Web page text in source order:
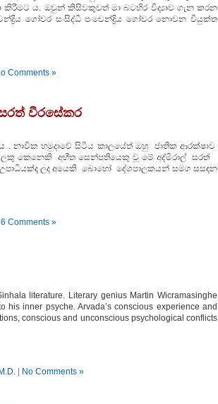
කිරීමට ය. ඔවුන් කිසිවකුවත් මා බටහිර විද්‍යාව ගැන කරන
ගෝචර සංසිද්ධි පංචෙන්ද්‍රිය ගෝචර නොවන වියුක්ත
Comments »
වීරසේකර
නාවික හමුදාවේ සිටිය කාලයේත් ඔහු ජාතික ආරක්ෂාව
කෙනෙකි අභීත සෙන්පතියෙකු වූ මේ අද්මිරාල් සරත්
උපාධියක්ද ලද අයෙකි බොහෝ දේශපාලකයන් සමග සසඳන
6 Comments »
literature. Literary genius Martin Wicramasinghe
his inner psyche. Arvada’s conscious experience and
conscious and unconscious psychological conflicts
No Comments »